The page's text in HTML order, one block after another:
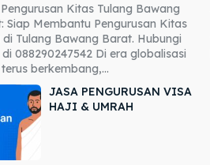
Kitas Tulang Bawang
Siap Membantu Pengurusan Kitas
Tulang Bawang Barat. Hubungi
088290247542 Di era globalisasi
berkembang,...
JASA PENGURUSAN VISA
HAJI & UMRAH